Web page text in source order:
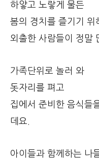
하얗고 노랗게 물든
봄의 경치를 즐기기 위
외출한 사람들이 정말
가족단위로 놀러 와
돗자리를 펴고
집에서 준비한 음식들
데요.
아이들과 함께하는 나